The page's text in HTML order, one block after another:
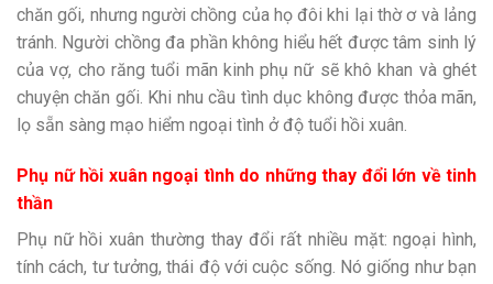
chăn gối, nhưng người chồng của họ đôi khi lại thờ ơ và lảng
tránh. Người chồng đa phần không hiểu hết được tâm sinh lý
của vợ, cho răng tuổi mãn kinh phụ nữ sẽ khô khan và ghét
chuyện chăn gối. Khi nhu cầu tình dục không được thỏa mãn,
lọ sẵn sàng mạo hiểm ngoại tình ở độ tuổi hồi xuân.
Phụ nữ hồi xuân ngoại tình do những thay đổi lớn về tinh
thần
Phụ nữ hồi xuân thường thay đổi rất nhiều mặt: ngoại hình,
tính cách, tư tưởng, thái độ với cuộc sống. Nó giống như bạn